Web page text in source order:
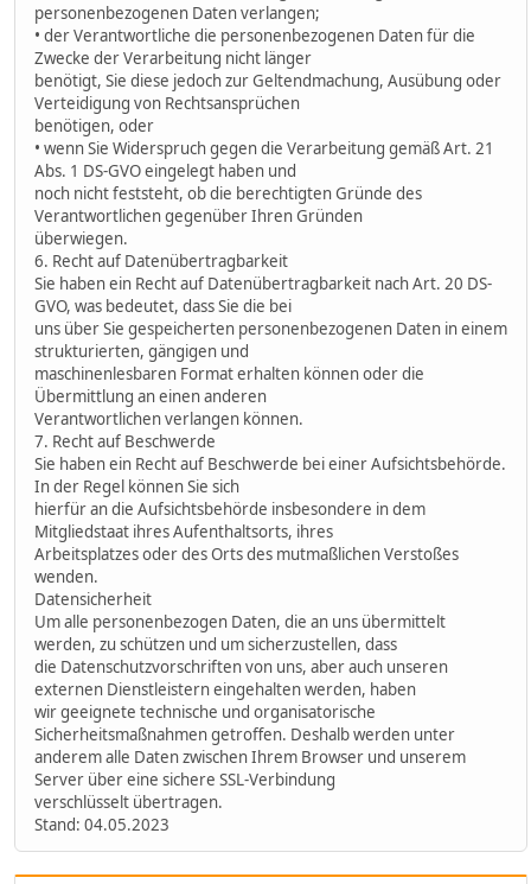
personenbezogenen Daten verlangen;
• der Verantwortliche die personenbezogenen Daten für die
Zwecke der Verarbeitung nicht länger
benötigt, Sie diese jedoch zur Geltendmachung, Ausübung oder
Verteidigung von Rechtsansprüchen
benötigen, oder
• wenn Sie Widerspruch gegen die Verarbeitung gemäß Art. 21
Abs. 1 DS-GVO eingelegt haben und
noch nicht feststeht, ob die berechtigten Gründe des
Verantwortlichen gegenüber Ihren Gründen
überwiegen.
6. Recht auf Datenübertragbarkeit
Sie haben ein Recht auf Datenübertragbarkeit nach Art. 20 DS-
GVO, was bedeutet, dass Sie die bei
uns über Sie gespeicherten personenbezogenen Daten in einem
strukturierten, gängigen und
maschinenlesbaren Format erhalten können oder die
Übermittlung an einen anderen
Verantwortlichen verlangen können.
7. Recht auf Beschwerde
Sie haben ein Recht auf Beschwerde bei einer Aufsichtsbehörde.
In der Regel können Sie sich
hierfür an die Aufsichtsbehörde insbesondere in dem
Mitgliedstaat ihres Aufenthaltsorts, ihres
Arbeitsplatzes oder des Orts des mutmaßlichen Verstoßes
wenden.
Datensicherheit
Um alle personenbezogen Daten, die an uns übermittelt
werden, zu schützen und um sicherzustellen, dass
die Datenschutzvorschriften von uns, aber auch unseren
externen Dienstleistern eingehalten werden, haben
wir geeignete technische und organisatorische
Sicherheitsmaßnahmen getroffen. Deshalb werden unter
anderem alle Daten zwischen Ihrem Browser und unserem
Server über eine sichere SSL-Verbindung
verschlüsselt übertragen.
Stand: 04.05.2023